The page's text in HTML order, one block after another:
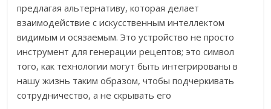
предлагая альтернативу, которая делает
взаимодействие с искусственным интеллектом
видимым и осязаемым. Это устройство не просто
инструмент для генерации рецептов; это символ
того, как технологии могут быть интегрированы в
нашу жизнь таким образом, чтобы подчеркивать
сотрудничество, а не скрывать его